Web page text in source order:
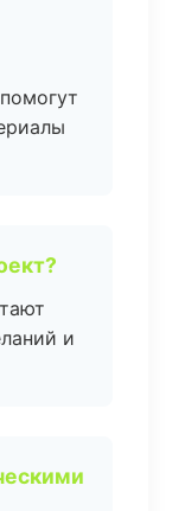
и